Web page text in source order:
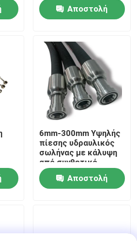
βαλβίδων
υψηλής πίεσης
194SP 6mm-300mm
Για βιομηχανικά
Αποστολή
6mm-300mm Υψηλής
πίεσης υδραυλικός
σωλήνας με κάλυψη
από συνθετικό
καουτσούκ NBR
Προδιαγραφή
προϊόντος
Αποστολή